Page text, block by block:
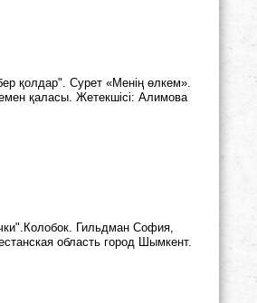
қолдар". Сурет «Менің өлкем».
қаласы. Жетекшісі: Алимова
Гильдман София,
область город Шымкент.